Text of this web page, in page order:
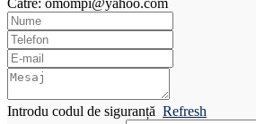
Către: omompi@yahoo.com
Introdu codul de siguranță Refresh